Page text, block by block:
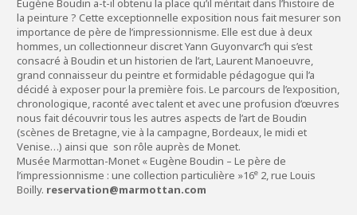
Eugène Boudin a-t-il obtenu la place qu’il méritait dans l’histoire de
la peinture ? Cette exceptionnelle exposition nous fait mesurer son
importance de père de l’impressionnisme. Elle est due à deux
hommes, un collectionneur discret Yann Guyonvarc’h qui s’est
consacré à Boudin et un historien de l’art, Laurent Manoeuvre,
grand connaisseur du peintre et formidable pédagogue qui l’a
décidé à exposer pour la première fois. Le parcours de l’exposition,
chronologique, raconté avec talent et avec une profusion d’œuvres
nous fait découvrir tous les autres aspects de l’art de Boudin
(scènes de Bretagne, vie à la campagne, Bordeaux, le midi et
Venise…) ainsi que son rôle auprès de Monet.
Musée Marmottan-Monet « Eugène Boudin – Le père de
l’impressionnisme : une collection particulière »16e 2, rue Louis
Boilly. reservation@marmottan.com